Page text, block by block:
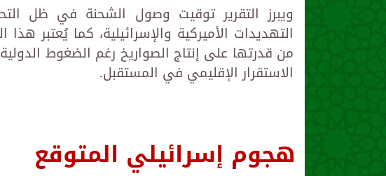
ويبرز التقرير توقيت وصول الشحنة في ظل
التهديدات الأميركية والإسرائيلية، كما يُعتبر
من قدرتها على إنتاج الصواريخ رغم الضغوط
الاستقرار الإقليمي في المستقبل.
هجوم إسرائيلي المتوقع